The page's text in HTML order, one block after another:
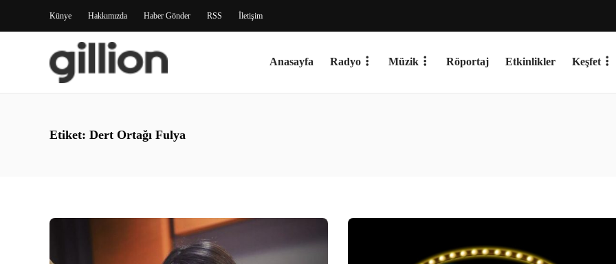
Künye Hakkımızda Haber Gönder RSS İletişim
Anasayfa Radyo Müzik Röportaj Etkinlikler Keşfet
Etiket: Dert Ortağı Fulya